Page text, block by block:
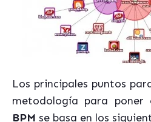
Los principales puntos
metodología para poner
BPM se basa en los